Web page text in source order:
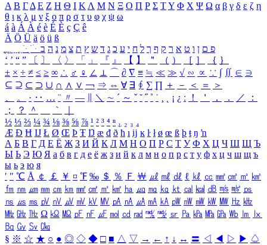
Α Β ΓΔ Ε Ζ Η Θ Ι ΚΛ Μ Ν Ξ Ο Π Ρ Σ ΤΥ Φ Χ Ψ Ω α β γ δ ε ζ η
θ ι κ λ μ ν ξ ο π ρ σ τ υ φ χ ψ ω
á à Á À é è É È ç Ç ê
Ä Ö Ü ä ö ü ß
ִֶֹ ֻּ ׁׂ פ ם ן ו ט א ר ק ף ך ל ח י ע כ ג ד ש ץ ת צ מ נ ה ב
‘ ’ “ ” 〔 〕 〈 〉 「 」 『 』 【 】 ＂ （ ） ［ ］ ｛ ｝
± × ÷ ≠ ≤ ≥ ∞ ∴ ♂ ♀ ∠ ⊥ ⌒ ∂ ∇ ≡ ≒ ≪ ≫ √ ∽ ∝ ∵ ∫ ∬ ∈ ∋
⊆ ⊇ ⊂ ⊃ ∪ ∩ ∧ ∨ ￢ ⇒ ⇔ ∀ ∃ ∮ ∑ ∏ ＋ － ＜ ＝
＞
、
。 · ‥ … ¨ 〃 ― ＼ ∼ ´ ～ ˇ ˘ ˝ ˚ ˙ ¸ ¡ ¿ ː ！ ＇ ， ． ／
：
；
？ ＾ ｀
½ ⅓ ⅔ ¼ ¾ ⅛ ⅜ ⅝ ⅞ ¹ ² ³ ⁴ ⁿ ₁ ₂ ₃ ₄
Æ Ð Ħ Ĳ Ł Ø Œ Þ Ŧ Ŋ æ đ ð ħ ı ĳ ĸ ŀ ł ø œ ß þ ŧ ŋ ŉ
А Б В Г Д Е Ё Ж З И Й К Л М Н О П Р С Т У Ф Х Ц Ч Ш Щ Ъ
Ы Ь Э Ю Я а б в г д е ё ж з и й к л м н о п р с т у ф х ц ч ш щ ъ
ы ь э ю я
′ ″ ℃ Å ￠ ￡ ￥ ¤ ℉ ‰ ＄ ％ Ｆ ￦ ㎕ ㎖ ㎗ ℓ ㎘ ㏄ ㎣ ㎤ ㎥ ㎦
㎙ ㎚ ㎛ ㎜ ㎝ ㎞ ㎟ ㎠ ㎡ ㎢ ㏊ ㎍ ㎎ ㎏ ㏏ ㎈ ㎉ ㏈ ㎧ ㎨ ㎰
㎱ ㎲ ㎳ ㎴ ㎵ ㎶ ㎷ ㎸ ㎹ ㎀ ㎁ ㎂ ㎃ ㎄ ㎺ ㎻ ㎽ ㎾ ㎿ ㎐ ㎑
㎒ ㎓ ㎔ Ω ㏀ ㏁ ㎊ ㎋ ㎌ ㏖ ㏅ ㎭ ㎮ ㎯ ㏛ ㎩ ㎪ ㎫ ㎬ ㏝ ㏐
㏓
㏃ ㏉ ㏜ ㏆
§ ※ ☆ ★ ○ ● ◎ ◇ ◆ □ ■ △ ▽ → ← ↑ ↓ ↔ 〓 ◁ ◀ ▷ ▶ ♤